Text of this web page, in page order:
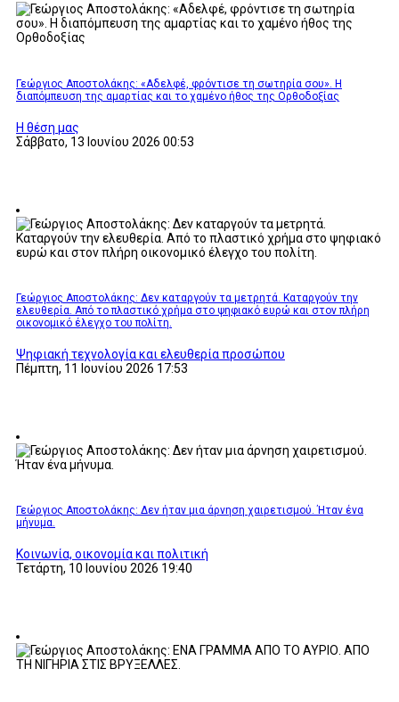
Γεώργιος Αποστολάκης: «Αδελφέ, φρόντισε τη σωτηρία σου». Η
διαπόμπευση της αμαρτίας και το χαμένο ήθος της Ορθοδοξίας
Η θέση μας
Σάββατο, 13 Ιουνίου 2026 00:53
Γεώργιος Αποστολάκης: Δεν καταργούν τα μετρητά. Καταργούν την
ελευθερία. Από το πλαστικό χρήμα στο ψηφιακό ευρώ και στον πλήρη
οικονομικό έλεγχο του πολίτη.
Ψηφιακή τεχνολογία και ελευθερία προσώπου
Πέμπτη, 11 Ιουνίου 2026 17:53
Γεώργιος Αποστολάκης: Δεν ήταν μια άρνηση χαιρετισμού. Ήταν ένα
μήνυμα.
Κοινωνία, οικονομία και πολιτική
Τετάρτη, 10 Ιουνίου 2026 19:40